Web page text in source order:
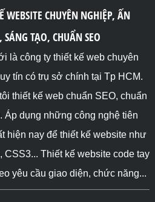
WEBSITE CHUYÊN NGHIỆP, ẤN
TẠO, CHUẨN SEO
là công ty thiết kế web chuyên
tín có trụ sở chính tại Tp HCM.
thiết kế web chuẩn SEO, chuẩn
Áp dụng những công nghệ tiên
hiện nay để thiết kế website như
CSS3... Thiết kế website code tay
yêu cầu giao diện, chức năng...